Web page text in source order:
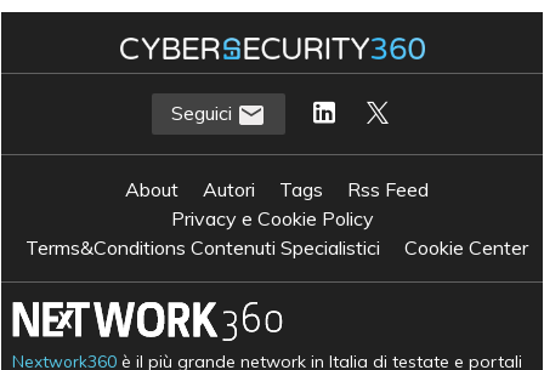
Seguici
About Autori Tags
Rss Feed
Privacy e Cookie Policy
Terms&Conditions Contenuti Specialistici
Cookie Center
Nextwork360 è il più grande network in Italia di testate e portali